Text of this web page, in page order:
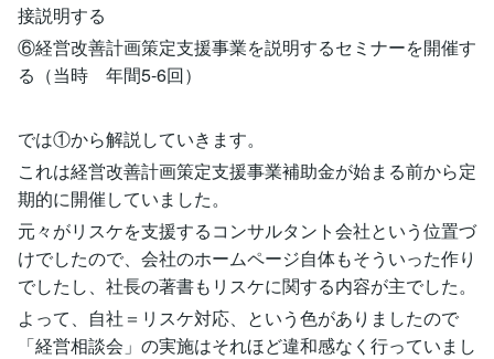
接説明する
⑥経営改善計画策定支援事業を説明するセミナーを開催す
る（当時 年間5-6回）
では①から解説していきます。
これは経営改善計画策定支援事業補助金が始まる前から定
期的に開催していました。
元々がリスケを支援するコンサルタント会社という位置づ
けでしたので、会社のホームページ自体もそういった作り
でしたし、社長の著書もリスケに関する内容が主でした。
よって、自社＝リスケ対応、という色がありましたので
「経営相談会」の実施はそれほど違和感なく行っていまし